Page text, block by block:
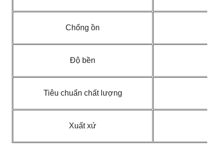
Chống ồn
Độ bền
Tiêu chuẩn chất lượng
Xuất xứ